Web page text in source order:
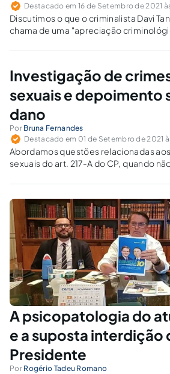
Destacado em 16 de Setembro de 2021
Discutimos o que o criminalista Davi
chama de uma "apreciação
Investigação de
sexuais e depoimento
dano
Por Bruna Fernandes
Destacado em 01 de Setembro de 2021
Abordamos questões relacionadas
sexuais do art. 217-A do CP, quando
desafios que as autoridades
momento da produção de provas.
A psicopatologia do
e a suposta interdição
Presidente
Por Rogério Tadeu Romano